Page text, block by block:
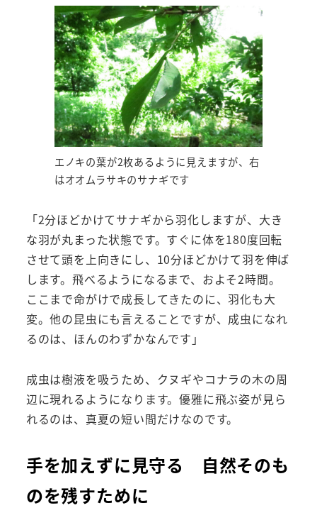
エノキの葉が2枚あるように見えますが、右
はオオムラサキのサナギです
「2分ほどかけてサナギから羽化しますが、大き
な羽が丸まった状態です。すぐに体を180度回転
させて頭を上向きにし、10分ほどかけて羽を伸ば
します。飛べるようになるまで、およそ2時間。
ここまで命がけで成長してきたのに、羽化も大
変。他の昆虫にも言えることですが、成虫になれ
るのは、ほんのわずかなんです」
成虫は樹液を吸うため、クヌギやコナラの木の周
辺に現れるようになります。優雅に飛ぶ姿が見ら
れるのは、真夏の短い間だけなのです。
手を加えずに見守る 自然そのも
のを残すために